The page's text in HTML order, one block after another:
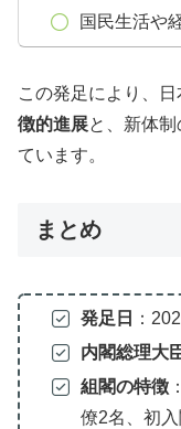
国民生活や
この発足により、
徴的進展と、新体
ています。
まとめ
発足日
：
内閣総理大
組閣の特徴
僚2名、初入